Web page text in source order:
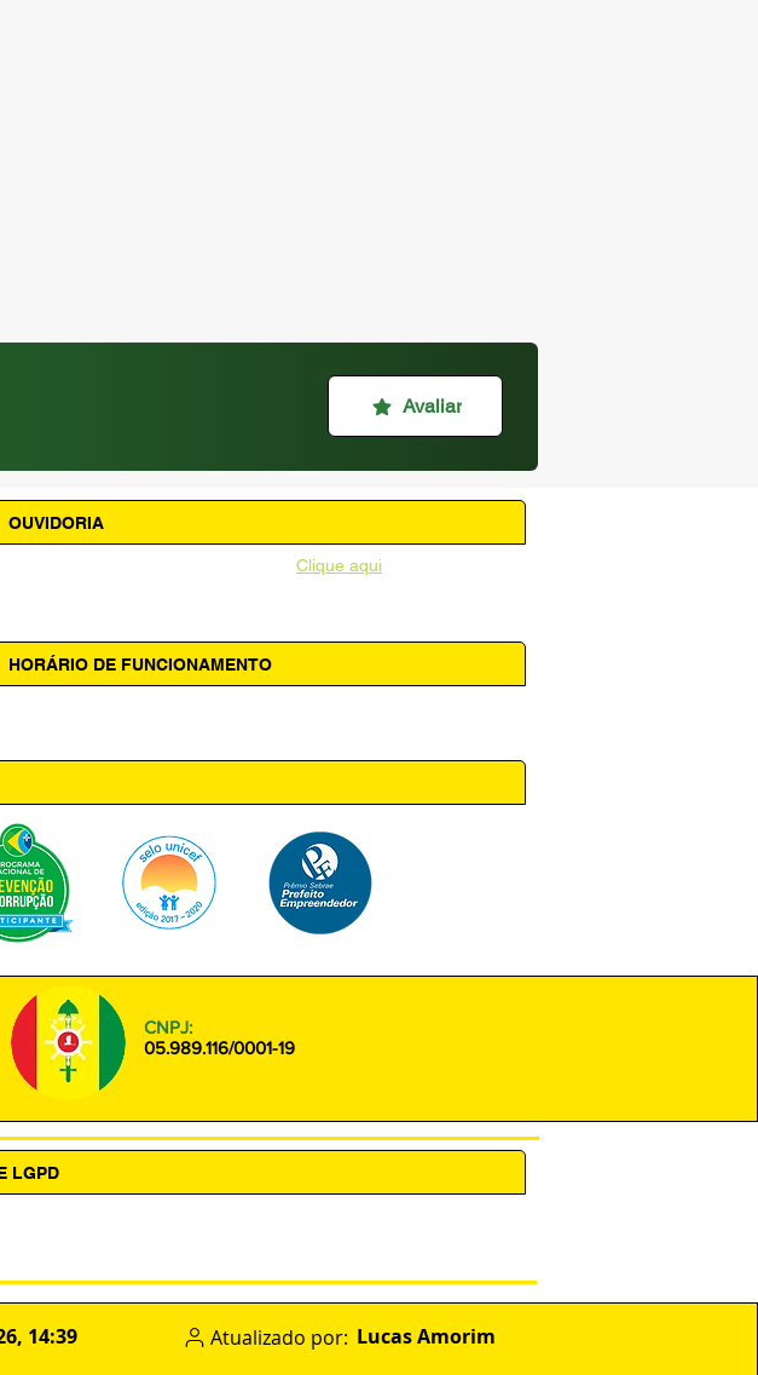
Avaliar
Clique aqui
OUVIDORIA
HORÁRIO DE FUNCIONAMENTO
CNPJ:
05.989.116/0001-19
LGPD
14:39 Atualizado por: Lucas Amorim